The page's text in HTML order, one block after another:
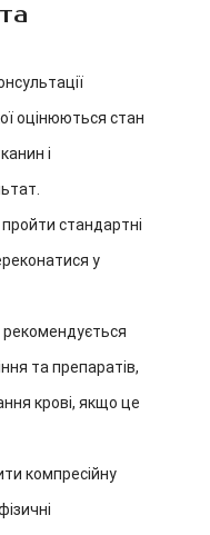
оцінюються стан
і
стандартні
у
рекомендується
та препаратів,
крові, якщо це
компресійну